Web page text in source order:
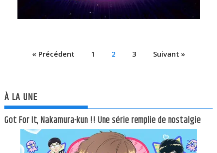
« Précédent 1 2 3 Suivant »
À LA UNE
Got For It, Nakamura-kun !! Une série remplie de nostalgie